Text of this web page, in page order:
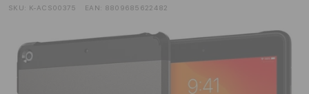
SKU: K-ACS00375 EAN: 8809685622482